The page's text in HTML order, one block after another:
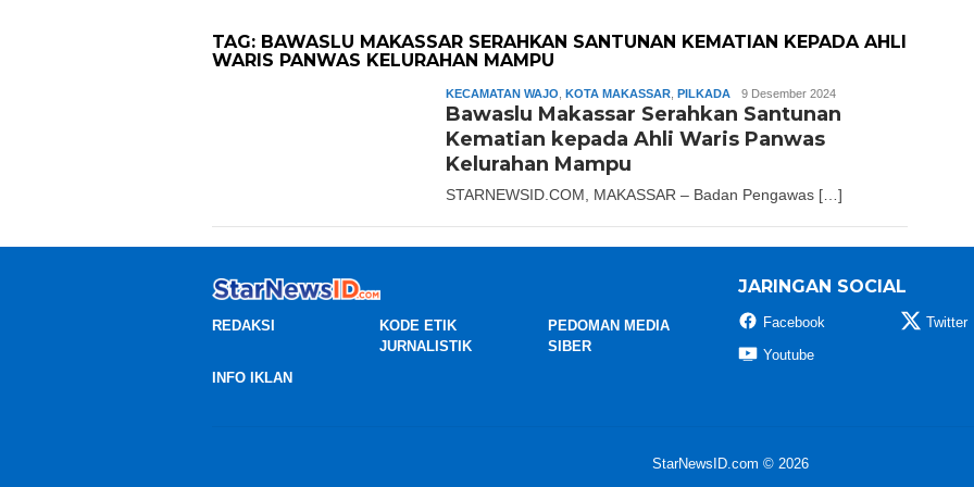
TAG: BAWASLU MAKASSAR SERAHKAN SANTUNAN KEMATIAN KEPADA AHLI
WARIS PANWAS KELURAHAN MAMPU
KECAMATAN WAJO KOTA MAKASSAR PILKADA Andika
9 Desember 2024
Bawaslu Makassar Serahkan Santunan
Kematian kepada Ahli Waris Panwas
Kelurahan Mampu
STARNEWSID.COM, MAKASSAR – Badan Pengawas […]
REDAKSI
KODE ETIK
JURNALISTIK
PEDOMAN MEDIA
SIBER
INFO IKLAN
JARINGAN SOCIAL
Facebook Twitter
Youtube
StarNewsID.com © 2026